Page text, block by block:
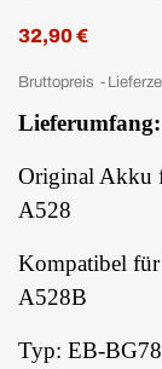
32,90 €
Bruttopreis
Lieferumfang:
Original Akku
A528
Kompatibel
A528B
Typ: EB-